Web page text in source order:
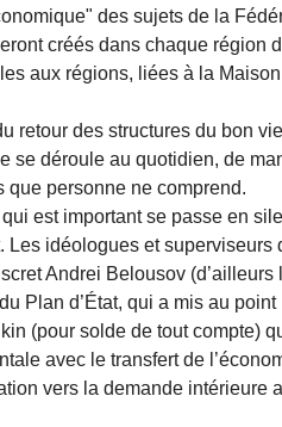
des sujets de la
créés dans chaque région
aux régions, liées à la
retour des structures du bon
se déroule au quotidien, de
que personne ne comprend.
est important se passe en
Les idéologues et
Andrei Belousov
Plan d’État, qui a mis au
(pour solde de tout compte)
avec le transfert de
vers la demande intérieure